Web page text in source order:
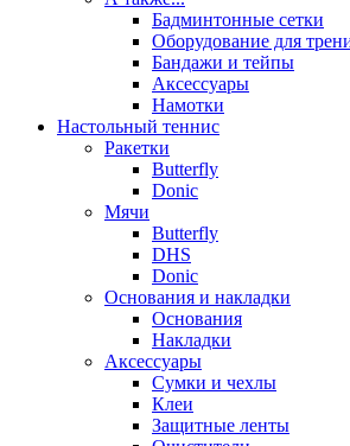
Бадминтонные сетки
Оборудование для
Бандажи и тейпы
Аксессуары
Намотки
Настольный теннис
Ракетки
Butterfly
Donic
Мячи
Butterfly
DHS
Donic
Основания и накладки
Основания
Накладки
Аксессуары
Сумки и чехлы
Клеи
Защитные ленты